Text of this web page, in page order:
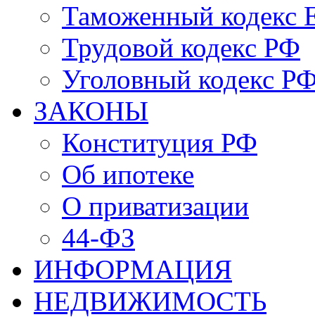
Таможенный
Трудовой кодекс РФ
Уголовный кодекс
ЗАКОНЫ
Конституция РФ
Об ипотеке
О приватизации
44-ФЗ
ИНФОРМАЦИЯ
НЕДВИЖИМОСТЬ